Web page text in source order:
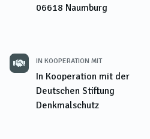
06618 Naumburg
IN KOOPERATION MIT
In Kooperation mit der
Deutschen Stiftung
Denkmalschutz